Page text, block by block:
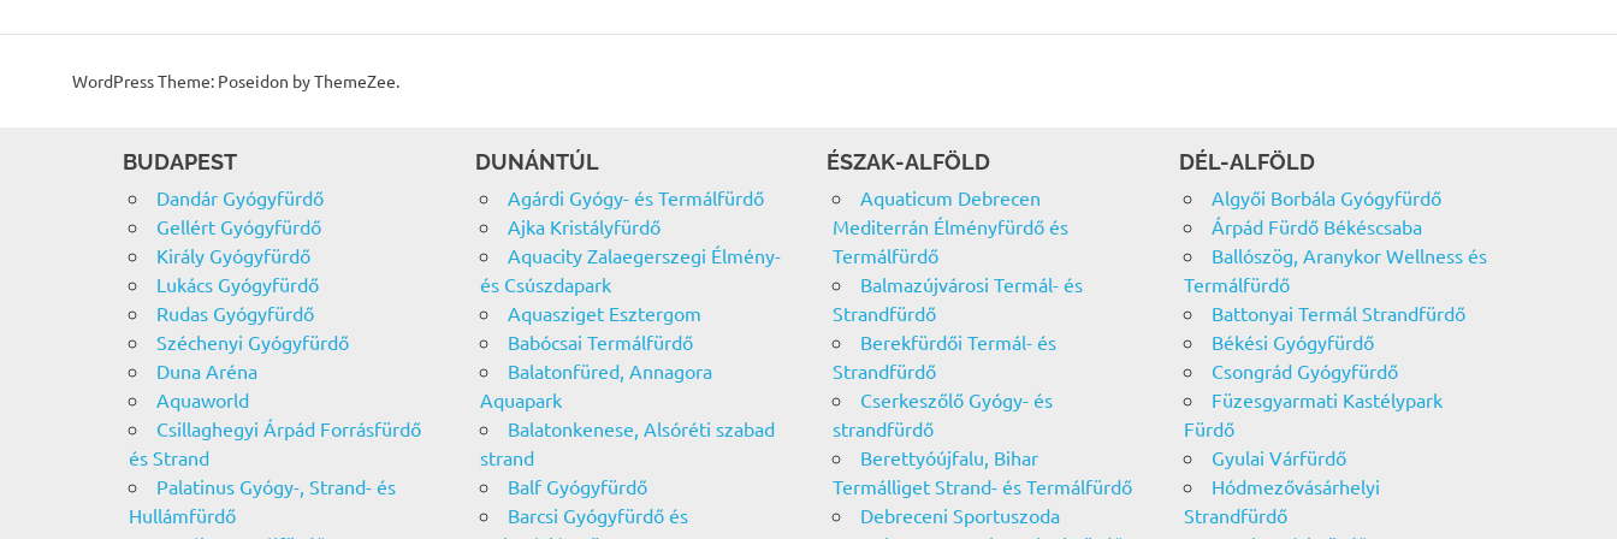
WordPress Theme: Poseidon by ThemeZee.
BUDAPEST
Dandár Gyógyfürdő
Gellért Gyógyfürdő
Király Gyógyfürdő
Lukács Gyógyfürdő
Rudas Gyógyfürdő
Széchenyi Gyógyfürdő
Duna Aréna
Aquaworld
Csillaghegyi Árpád Forrásfürdő
és Strand
Palatinus Gyógy-, Strand- és
Hullámfürdő
DUNÁNTÚL
Agárdi Gyógy- és Termálfürdő
Ajka Kristályfürdő
Aquacity Zalaegerszegi Élmény-
és Csúszdapark
Aquasziget Esztergom
Babócsai Termálfürdő
Balatonfüred, Annagora
Aquapark
Balatonkenese, Alsóréti szabad
strand
Balf Gyógyfürdő
Barcsi Gyógyfürdő és
ÉSZAK-ALFÖLD
Aquaticum Debrecen
Mediterrán Élményfürdő és
Termálfürdő
Balmazújvárosi Termál- és
Strandfürdő
Berekfürdői Termál- és
Strandfürdő
Cserkeszőlő Gyógy- és
strandfürdő
Berettyóújfalu, Bihar
Termálliget Strand- és Termálfürdő
Debreceni Sportuszoda
DÉL-ALFÖLD
Algyői Borbála Gyógyfürdő
Árpád Fürdő Békéscsaba
Ballószög, Aranykor Wellness és
Termálfürdő
Battonyai Termál Strandfürdő
Békési Gyógyfürdő
Csongrád Gyógyfürdő
Füzesgyarmati Kastélypark
Fürdő
Gyulai Várfürdő
Hódmezővásárhelyi
Strandfürdő